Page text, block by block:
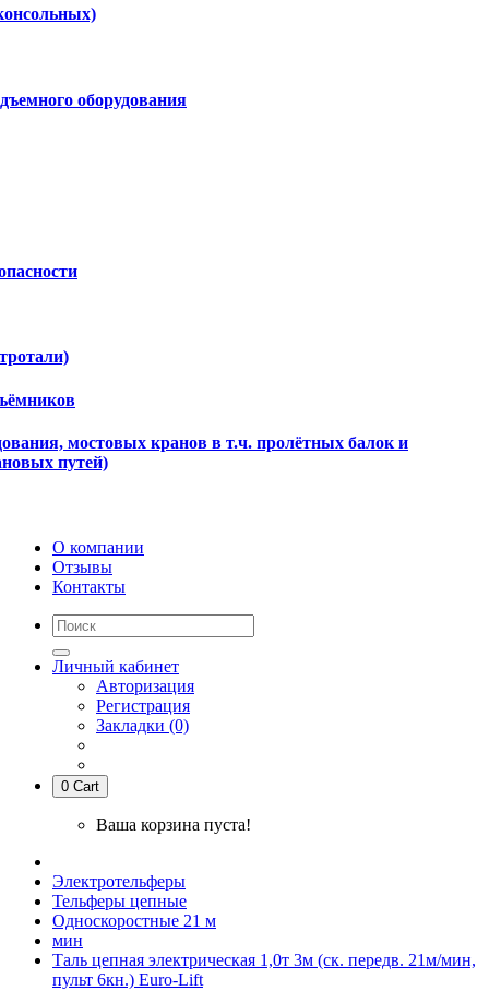
оборудования
мостовых кранов в т.ч. пролётных балок и
путей)
О компании
Отзывы
Контакты
Личный кабинет
Авторизация
Регистрация
Закладки (0)
0 Cart
Ваша корзина пуста!
Электротельферы
Тельферы цепные
Односкоростные 21 м
мин
Таль цепная электрическая 1,0т 3м (ск. передв. 21м/мин,
пульт 6кн.) Euro-Lift